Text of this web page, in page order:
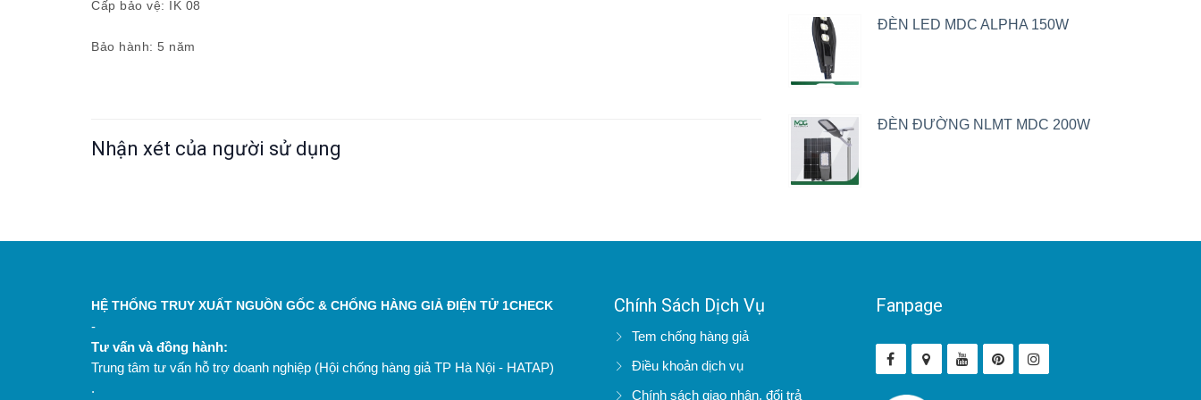
Cấp bảo vệ: IK 08
Bảo hành: 5 năm
Nhận xét của người sử dụng
ĐÈN LED MDC ALPHA 150W
ĐÈN ĐƯỜNG NLMT MDC 200W
HỆ THỐNG TRUY XUẤT NGUỒN GỐC & CHỐNG HÀNG GIẢ ĐIỆN TỬ 1CHECK
-
Tư vấn và đồng hành:
Trung tâm tư vấn hỗ trợ doanh nghiệp (Hội chống hàng giả TP Hà Nội - HATAP)
.
Chính Sách Dịch Vụ
Tem chống hàng giả
Điều khoản dịch vụ
Chính sách giao nhận, đổi trả
Fanpage